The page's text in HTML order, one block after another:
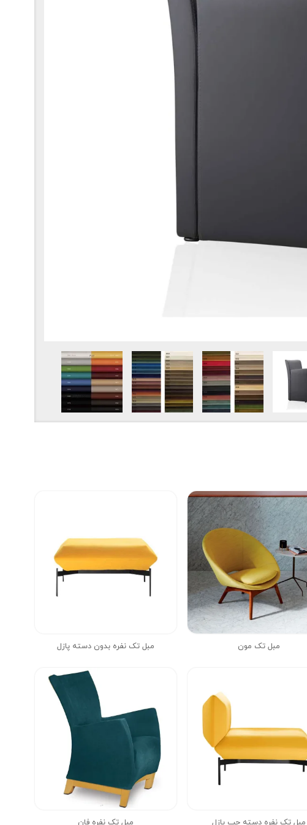
مبل تک مون مبل تک نفره بدون دسته پازل
مبل تک نفره دسته چپ پازل مبل تک نفره فان